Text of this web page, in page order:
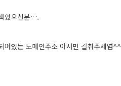
있으신분….
어있는 도메인주소 아시면 갈춰주세염^^